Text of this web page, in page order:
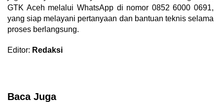
GTK Aceh melalui WhatsApp di nomor 0852 6000 0691,
yang siap melayani pertanyaan dan bantuan teknis selama
proses berlangsung.
Editor: Redaksi
Baca Juga